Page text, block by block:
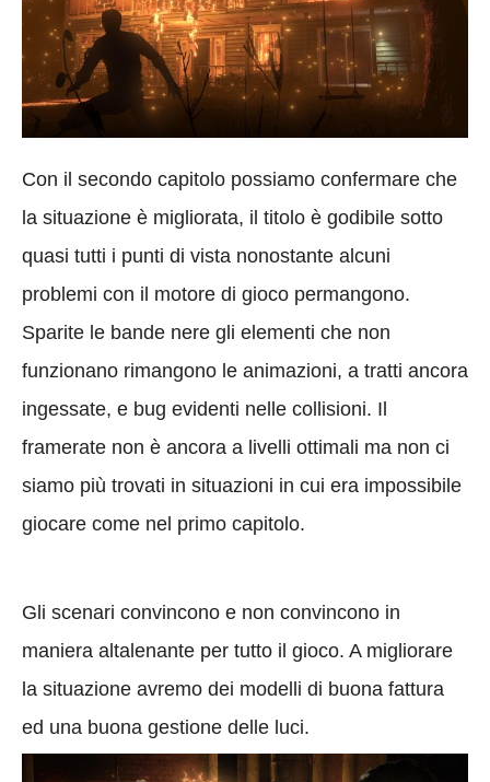
Con il secondo capitolo possiamo confermare che
la situazione è migliorata, il titolo è godibile sotto
quasi tutti i punti di vista nonostante alcuni
problemi con il motore di gioco permangono.
Sparite le bande nere gli elementi che non
funzionano rimangono le animazioni, a tratti ancora
ingessate, e bug evidenti nelle collisioni. Il
framerate non è ancora a livelli ottimali ma non ci
siamo più trovati in situazioni in cui era impossibile
giocare come nel primo capitolo.
Gli scenari convincono e non convincono in
maniera altalenante per tutto il gioco. A migliorare
la situazione avremo dei modelli di buona fattura
ed una buona gestione delle luci.